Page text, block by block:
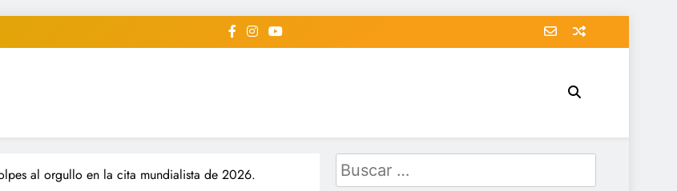
Deportivo Digital"
al orgullo en la cita mundialista de 2026.
Buscar: